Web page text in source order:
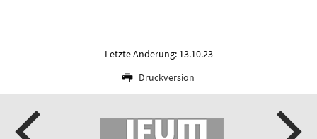
Letzte Änderung: 13.10.23
Druckversion